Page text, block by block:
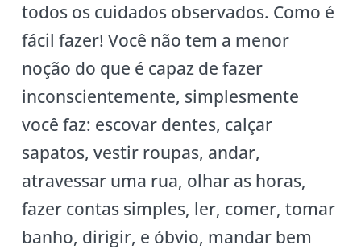
todos os cuidados observados. Como é
fácil fazer! Você não tem a menor
noção do que é capaz de fazer
inconscientemente, simplesmente
você faz: escovar dentes, calçar
sapatos, vestir roupas, andar,
atravessar uma rua, olhar as horas,
fazer contas simples, ler, comer, tomar
banho, dirigir, e óbvio, mandar bem